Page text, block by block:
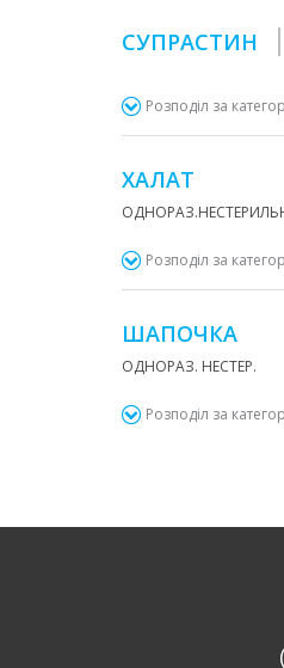
СУПРАСТИН
Розподіл за
ХАЛАТ
Розподіл за
ШАПОЧКА
ОДНОРАЗ. НЕСТЕР.
Розподіл за